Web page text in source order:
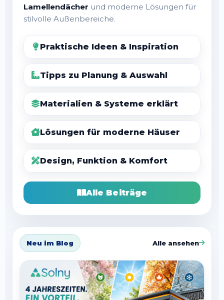
Carports,Kaltwintergärten,
Lamellendächerund moderne Lösungen für
Praktische Ideen & Inspiration
Tipps zu Planung & Auswahl
Materialien & Systeme erklärt
Lösungen für moderne Häuser
Design, Funktion & Komfort
Alle Beiträge